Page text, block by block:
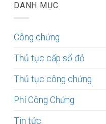
DANH MỤC
Công chứng
Thủ tục cấp sổ đỏ
Thủ tục công chứng
Phí Công Chứng
Tin tức